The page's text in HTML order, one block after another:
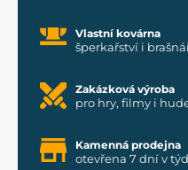
Vlastní kovárna
šperkařství i
Zakázková výroba
pro hry, filmy i
Kamenná prodejna
otevřena 7 dní v